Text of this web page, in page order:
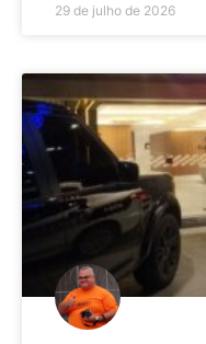
29 de julho de 2026